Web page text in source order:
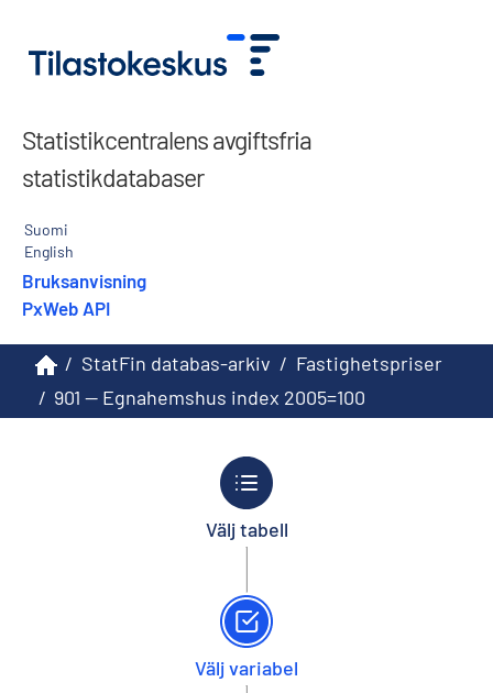
Statistikcentralens avgiftsfria
statistikdatabaser
Suomi
English
Bruksanvisning
PxWeb API
/ StatFin databas-arkiv / Fastighetspriser
/ 901 -- Egnahemshus index 2005=100
Välj tabell
Välj variabel